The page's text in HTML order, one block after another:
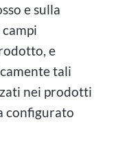
e sulla
e
tali
nei prodotti
configurato